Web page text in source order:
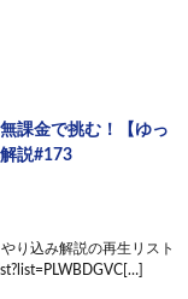
課金で挑む！【ゆっ
説#173
り込み解説の再生リスト